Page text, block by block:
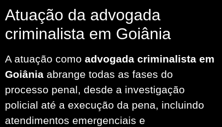
Atuação da advogada
criminalista em Goiânia
A atuação como advogada criminalista em
Goiânia abrange todas as fases do
processo penal, desde a investigação
policial até a execução da pena, incluindo
atendimentos emergenciais e